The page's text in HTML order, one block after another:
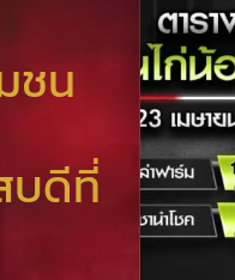
ชน
บดีที่